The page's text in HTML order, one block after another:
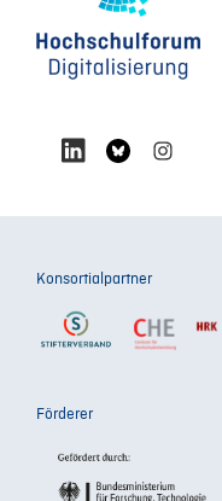
Konsortialpartner
Förderer